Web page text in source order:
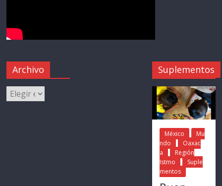
Archivo Suplementos
México
Mu
ndo
Oaxac
a
Región
Istmo
Suple
mentos